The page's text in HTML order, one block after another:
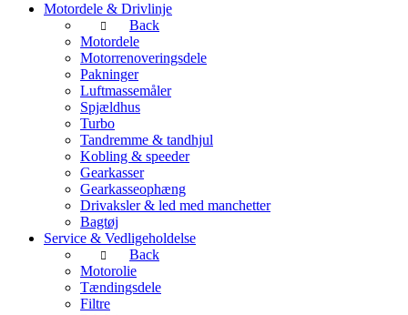
Motordele & Drivlinje
Back
Motordele
Motorrenoveringsdele
Pakninger
Luftmassemåler
Spjældhus
Turbo
Tandremme & tandhjul
Kobling & speeder
Gearkasser
Gearkasseophæng
Drivaksler & led med manchetter
Bagtøj
Service & Vedligeholdelse
Back
Motorolie
Tændingsdele
Filtre